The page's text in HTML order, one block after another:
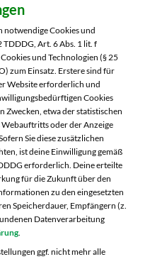
7
77040
Woche:
20:00 Uhr
20:00 Uhr
20:00 Uhr
20:00 Uhr
20:00 Uhr
notwendige Cookies und
TDDDG, Art. 6 Abs. 1 lit. f
und Technologien (§ 25
zum Einsatz. Erstere sind für
Website erforderlich und
Cookies
Zwecken, etwa der statistischen
oder der Anzeige
Sie diese zusätzlichen
ist deine Einwilligung gemäß
erforderlich. Deine erteilte
für die Zukunft über den
zu den eingesetzten
Speicherdauer, Empfängern (z.
Datenverarbeitung
.
ggf. nicht mehr alle